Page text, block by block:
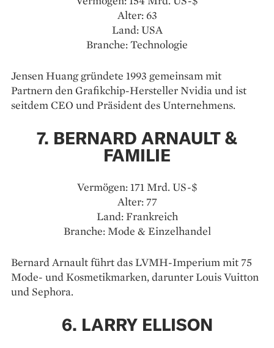
Alter: 63
Land: USA
Branche: Technologie
Jensen Huang gründete 1993 gemeinsam mit
Partnern den Grafikchip-Hersteller Nvidia und ist
seitdem CEO und Präsident des Unternehmens.
7. BERNARD ARNAULT &
FAMILIE
Vermögen: 171 Mrd. US-$
Alter: 77
Land: Frankreich
Branche: Mode & Einzelhandel
Bernard Arnault führt das LVMH-Imperium mit 75
Mode- und Kosmetikmarken, darunter Louis Vuitton
und Sephora.
6. LARRY ELLISON